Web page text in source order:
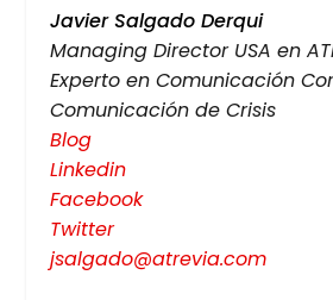
Javier Sal­ga­do Der­qui
Mana­ging Direc­tor USA en
Exper­to en Comu­ni­ca­ción
Comu­ni­ca­ción de Cri­sis
Blog
Lin­ke­din
Face­book
Twit­ter
jsalgado@atrevia.com